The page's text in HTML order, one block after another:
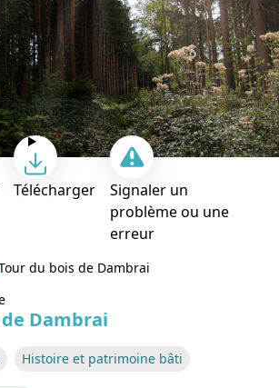
Télécharger
Signaler un
problème ou une
erreur
du bois de Dambrai
Dambrai
Histoire et patrimoine bâti